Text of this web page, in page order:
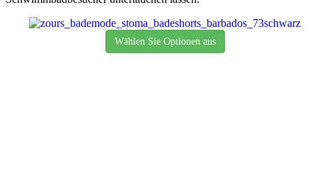
Wählen Sie Optionen aus